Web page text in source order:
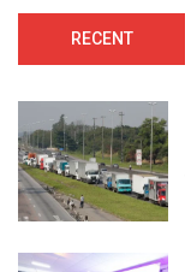
RECENT